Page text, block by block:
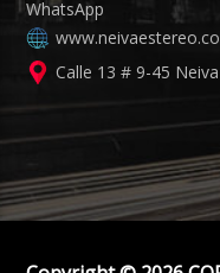
www.neivaestereo.co
Calle 13 # 9-45 Neiva